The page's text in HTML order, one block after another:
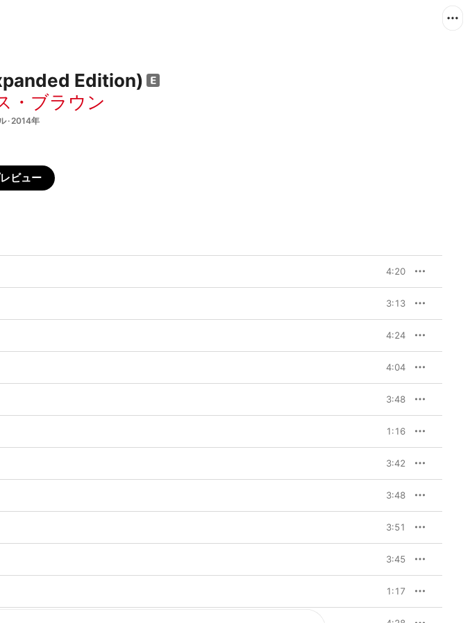
Edition)
・ブラウン
· 2014年
ビュー
4:20
3:13
4:24
4:04
3:48
1:16
3:42
3:48
3:51
3:45
1:17